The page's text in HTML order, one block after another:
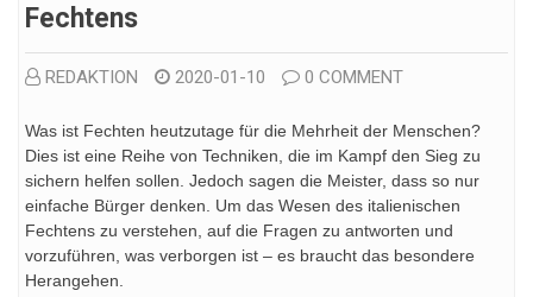
Fechtens
REDAKTION 2020-01-10 0 COMMENT
Was ist Fechten heutzutage für die Mehrheit der Menschen?
Dies ist eine Reihe von Techniken, die im Kampf den Sieg zu
sichern helfen sollen. Jedoch sagen die Meister, dass so nur
einfache Bürger denken. Um das Wesen des italienischen
Fechtens zu verstehen, auf die Fragen zu antworten und
vorzuführen, was verborgen ist – es braucht das besondere
Herangehen.